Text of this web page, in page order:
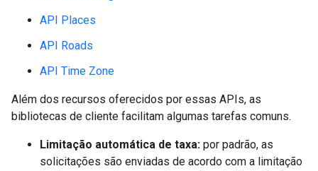
API Places
API Roads
API Time Zone
Além dos recursos oferecidos por essas APIs, as
bibliotecas de cliente facilitam algumas tarefas comuns.
Limitação automática de taxa: por padrão, as
solicitações são enviadas de acordo com a limitação